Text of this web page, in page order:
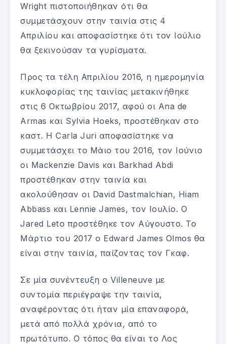
Wright πιστοποιήθηκαν ότι θα
συμμετάσχουν στην ταινία στις 4
Απριλίου και αποφασίστηκε ότι τον Ιούλιο
θα ξεκινούσαν τα γυρίσματα.
Προς τα τέλη Απριλίου 2016, η ημερομηνία
κυκλοφορίας της ταινίας μετακινήθηκε
στις 6 Οκτωβρίου 2017, αφού οι Ana de
Armas και Sylvia Hoeks, προστέθηκαν στο
καστ. Η Carla Juri αποφασίστηκε να
συμμετάσχει το Μάιο του 2016, τον Ιούνιο
οι Mackenzie Davis και Barkhad Abdi
προστέθηκαν στην ταινία και
ακολούθησαν οι David Dastmalchian, Hiam
Abbass και Lennie James, τον Ιουλίο. Ο
Jared Leto προστέθηκε τον Αύγουστο. Το
Μάρτιο του 2017 ο Edward James Olmos θα
είναι στην ταινία, παίζοντας τον Γκαφ.
Σε μία συνέντευξη ο Villeneuve με
συντομία περιέγραψε την ταινία,
αναφέροντας ότι ήταν μία επαναφορά,
μετά από πολλά χρόνια, από το
πρωτότυπο. Ο τόπος θα είναι το Λος